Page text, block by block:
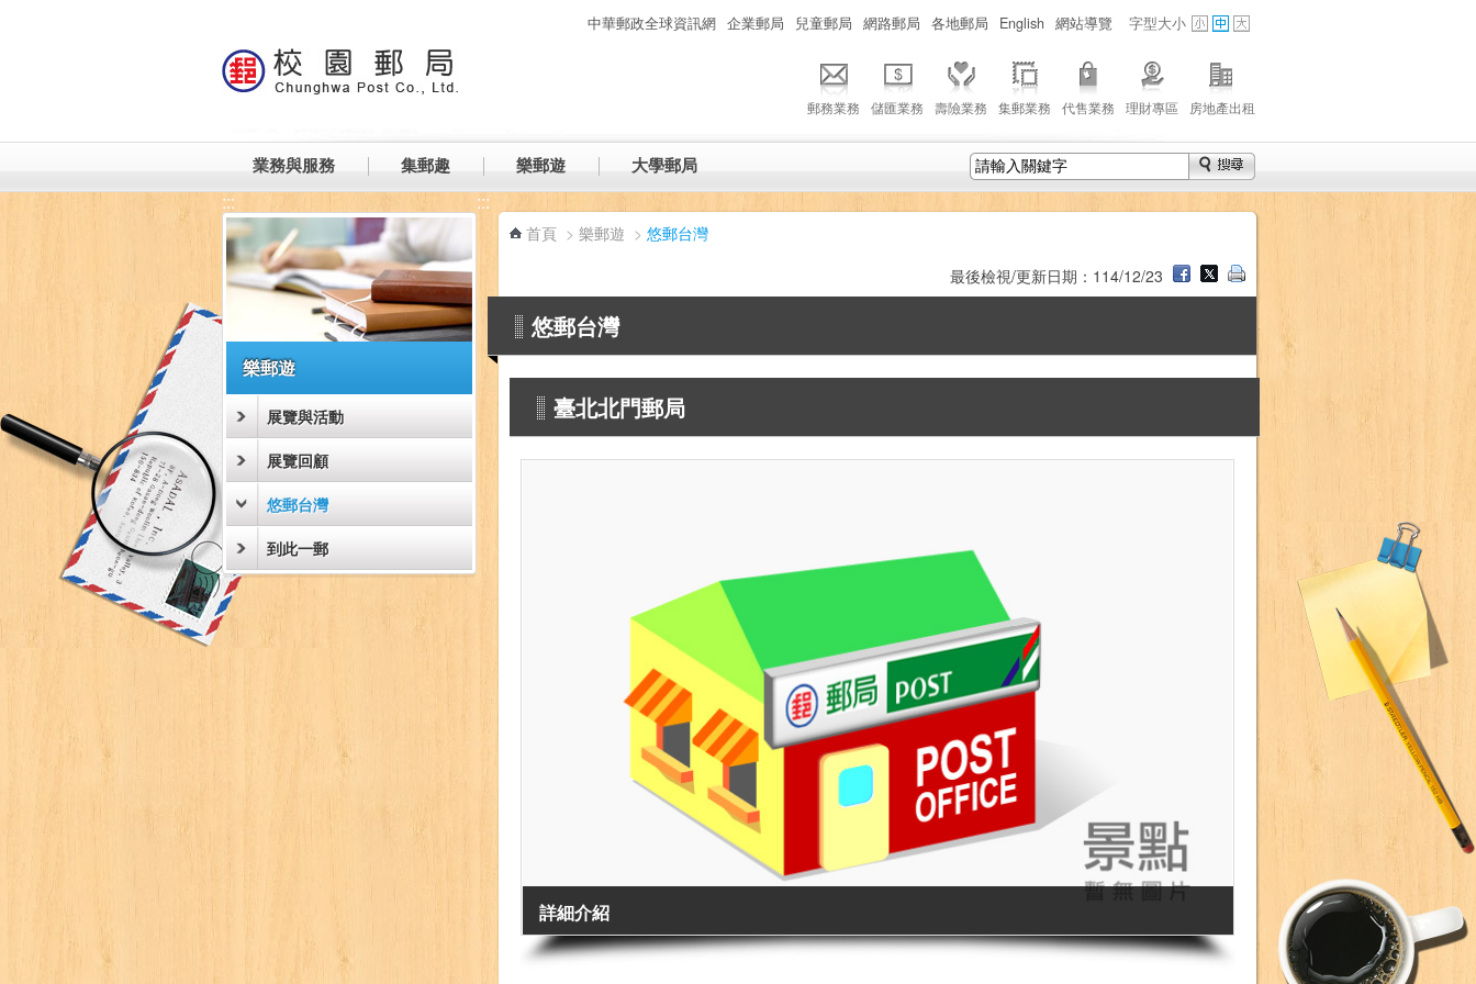
中華郵政全球資訊網 企業郵局 兒童郵局 網路郵局 各地郵局 English 網站導覽 字型大小
郵務業務 儲匯業務 壽險業務 集郵業務 代售業務 理財專區 房地產出租
業務與服務 集郵趣 樂郵遊 大學郵局
:::
樂郵遊
展覽與活動
展覽回顧
悠郵台灣
到此一郵
:::
首頁 > 樂郵遊 > 悠郵台灣
最後檢視/更新日期：114/12/23
悠郵台灣
臺北北門郵局
詳細介紹
地址: 臺北市中正區忠孝西路一段120號1樓